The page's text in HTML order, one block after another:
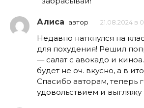
Алиса автор 21.08.2024 в
Недавно наткнулся на
для похудения! Решил
— салат с авокадо и
будет не оч. вкусно, а в
Спасибо авторам, теперь
удовольствием и выгляжу